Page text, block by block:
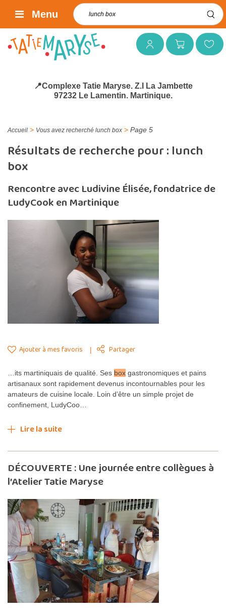
Mon compteMon panierMes favoris
Rechercher :
Menu
📍Complexe Tatie Maryse. Z.I La Jambette
97232 Le Lamentin. Martinique.
Accueil > Vous avez recherché lunch box > Page 5
Résultats de recherche pour : lunch
box
Rencontre avec Ludivine Élisée, fondatrice de
LudyCook en Martinique
Ajouter à mes favoris Partager
…its martiniquais de qualité. Ses box gastronomiques et pains
artisanaux sont rapidement devenus incontournables pour les
amateurs de cuisine locale. Loin d’être un simple projet de
confinement, LudyCoo…
Lire la suite
DÉCOUVERTE : Une journée entre collègues à
l’Atelier Tatie Maryse